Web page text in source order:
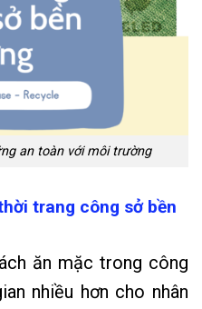
an toàn với môi trường
trang công sở bền
ăn mặc trong công
nhiều hơn cho nhân